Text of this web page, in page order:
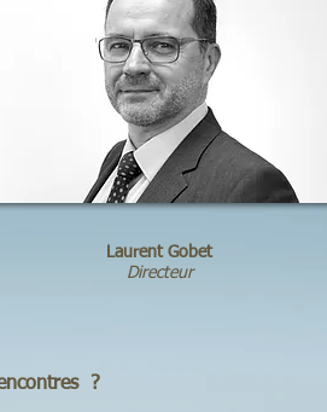
Laurent Gobet
Directeur
?